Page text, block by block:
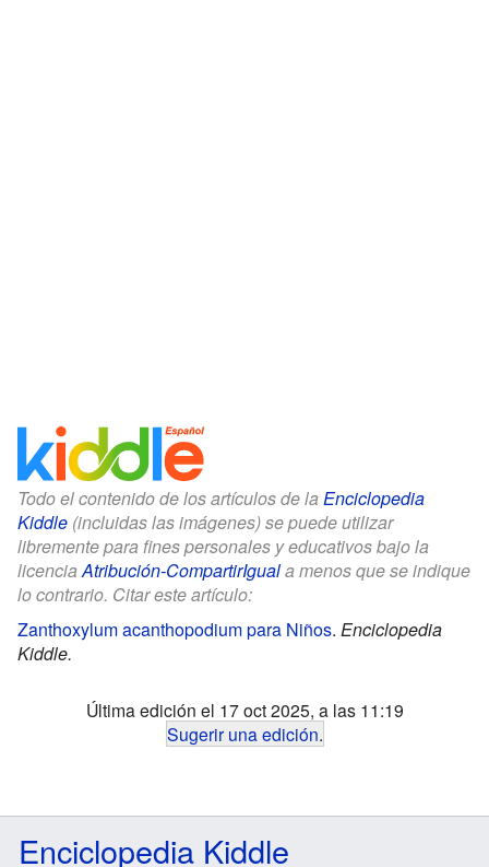
Todo el contenido de los artículos de la Enciclopedia
Kiddle (incluidas las imágenes) se puede utilizar
libremente para fines personales y educativos bajo la
licenciaAtribución-CompartirIguala menos que se indique
lo contrario. Citar este artículo:
Zanthoxylum acanthopodium para Niños. Enciclopedia
Kiddle.
Última edición el 17 oct 2025, a las 11:19
Sugerir una edición.
Enciclopedia Kiddle